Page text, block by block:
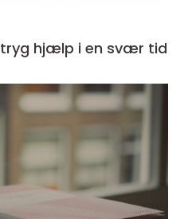
Bedemand aabenraa tryg hjælp i en svær tid